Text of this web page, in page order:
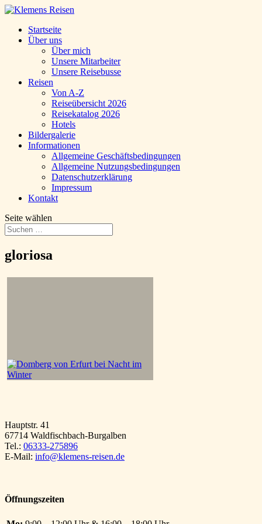
Startseite
Über uns
Über mich
Unsere Mitarbeiter
Unsere Reisebusse
Reisen
Von A-Z
Reiseübersicht 2026
Reisekatalog 2026
Hotels
Bildergalerie
Informationen
Allgemeine Geschäftsbedingungen
Allgemeine Nutzungsbedingungen
Datenschutzerklärung
Impressum
Kontakt
Seite wählen
gloriosa
Hauptstr. 41
67714 Waldfischbach-Burgalben
Tel.: 06333-275896
E-Mail: info@klemens-reisen.de
Öffnungszeiten